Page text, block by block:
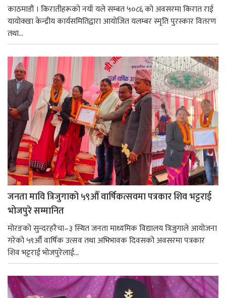
काठमाडौं । किरातीहरूको नयाँ यले सम्बत ५०८६ को अवसरमा किरात राई
यायोक्खा केन्द्रीय कार्यसमितिद्वारा आयोजित यलम्बर स्मृति पुरस्कार वितरण
तथा...
जनता मावि त्रिजुगाको ५९औँ वार्षिकत्सवमा पत्रकार शिव भट्टराई
भोजपुरे सम्मानित
मोरङको सुन्दरहरैचा–३ स्थित जनता माध्यमिक विद्यालय त्रिजुगाले आयोजना
गरेको ५९औँ वार्षिक उत्सव तथा अभिभावक दिवसको अवसरमा पत्रकार
शिव भट्टराई भोजपुरेलाई...